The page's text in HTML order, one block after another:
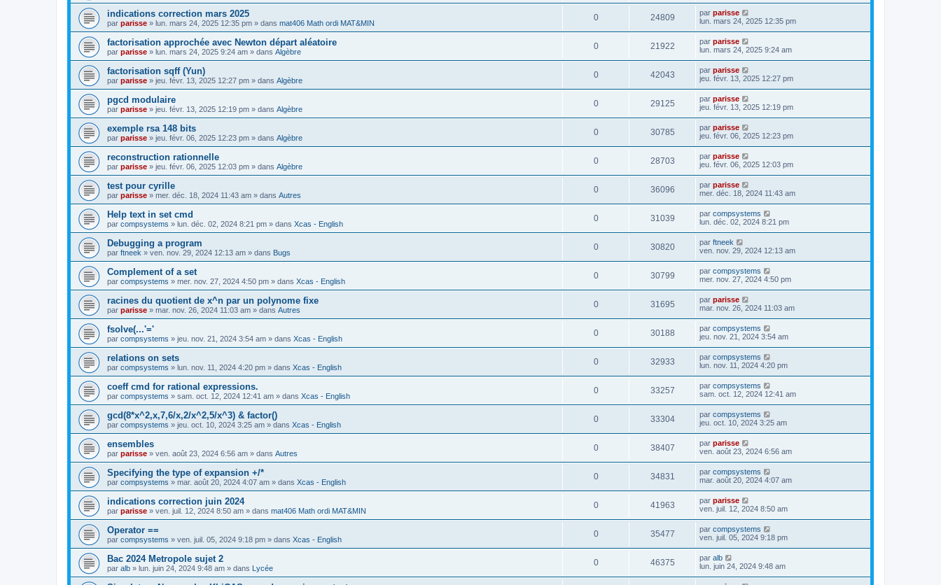
indications correction mars 2025
par parisse » lun. mars 24, 2025 12:35 pm » dans mat406 Math ordi MAT&MIN
0 24809 par parisse
lun. mars 24, 2025 12:35 pm
factorisation approchée avec Newton départ aléatoire
par parisse » lun. mars 24, 2025 9:24 am » dans Algèbre
0 21922 par parisse
lun. mars 24, 2025 9:24 am
factorisation sqff (Yun)
par parisse » jeu. févr. 13, 2025 12:27 pm » dans Algèbre
0 42043 par parisse
jeu. févr. 13, 2025 12:27 pm
pgcd modulaire
par parisse » jeu. févr. 13, 2025 12:19 pm » dans Algèbre
0 29125 par parisse
jeu. févr. 13, 2025 12:19 pm
exemple rsa 148 bits
par parisse » jeu. févr. 06, 2025 12:23 pm » dans Algèbre
0 30785 par parisse
jeu. févr. 06, 2025 12:23 pm
reconstruction rationnelle
par parisse » jeu. févr. 06, 2025 12:03 pm » dans Algèbre
0 28703 par parisse
jeu. févr. 06, 2025 12:03 pm
test pour cyrille
par parisse » mer. déc. 18, 2024 11:43 am » dans Autres
0 36096 par parisse
mer. déc. 18, 2024 11:43 am
Help text in set cmd
par compsystems » lun. déc. 02, 2024 8:21 pm » dans Xcas - English
0 31039 par compsystems
lun. déc. 02, 2024 8:21 pm
Debugging a program
par ftneek » ven. nov. 29, 2024 12:13 am » dans Bugs
0 30820 par ftneek
ven. nov. 29, 2024 12:13 am
Complement of a set
par compsystems » mer. nov. 27, 2024 4:50 pm » dans Xcas - English
0 30799 par compsystems
mer. nov. 27, 2024 4:50 pm
racines du quotient de x^n par un polynome fixe
par parisse » mar. nov. 26, 2024 11:03 am » dans Autres
0 31695 par parisse
mar. nov. 26, 2024 11:03 am
fsolve(...'='
par compsystems » jeu. nov. 21, 2024 3:54 am » dans Xcas - English
0 30188 par compsystems
jeu. nov. 21, 2024 3:54 am
relations on sets
par compsystems » lun. nov. 11, 2024 4:20 pm » dans Xcas - English
0 32933 par compsystems
lun. nov. 11, 2024 4:20 pm
coeff cmd for rational expressions.
par compsystems » sam. oct. 12, 2024 12:41 am » dans Xcas - English
0 33257 par compsystems
sam. oct. 12, 2024 12:41 am
gcd(8*x^2,x,7,6/x,2/x^2,5/x^3) & factor()
par compsystems » jeu. oct. 10, 2024 3:25 am » dans Xcas - English
0 33304 par compsystems
jeu. oct. 10, 2024 3:25 am
ensembles
par parisse » ven. août 23, 2024 6:56 am » dans Autres
0 38407 par parisse
ven. août 23, 2024 6:56 am
Specifying the type of expansion +/*
par compsystems » mar. août 20, 2024 4:07 am » dans Xcas - English
0 34831 par compsystems
mar. août 20, 2024 4:07 am
indications correction juin 2024
par parisse » ven. juil. 12, 2024 8:50 am » dans mat406 Math ordi MAT&MIN
0 41963 par parisse
ven. juil. 12, 2024 8:50 am
Operator ==
par compsystems » ven. juil. 05, 2024 9:18 pm » dans Xcas - English
0 35477 par compsystems
ven. juil. 05, 2024 9:18 pm
Bac 2024 Metropole sujet 2
par alb » lun. juin 24, 2024 9:48 am » dans Lycée
0 46375 par alb
lun. juin 24, 2024 9:48 am